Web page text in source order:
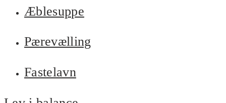
Æblesuppe
Pærevælling
Fastelavn